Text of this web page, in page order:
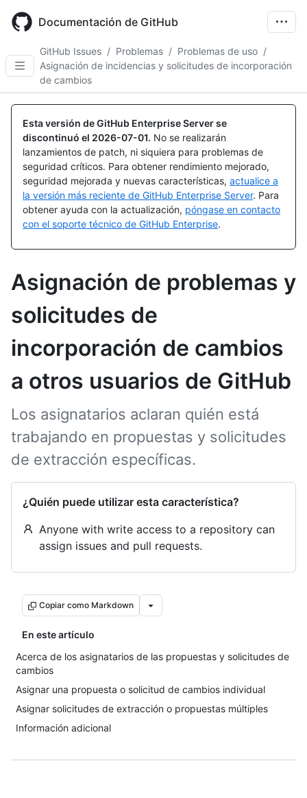
main
Documentación de GitHub
GitHub Issues / Problemas / Problemas de uso /
Asignación de incidencias y solicitudes de incorporación
de cambios
Esta versión de GitHub Enterprise Server se
discontinuó el 2026-07-01. No se realizarán
lanzamientos de patch, ni siquiera para problemas de
seguridad críticos. Para obtener rendimiento mejorado,
seguridad mejorada y nuevas características, actualice a
la versión más reciente de GitHub Enterprise Server. Para
obtener ayuda con la actualización, póngase en contacto
con el soporte técnico de GitHub Enterprise.
Asignación de problemas y
solicitudes de
incorporación de cambios
a otros usuarios de GitHub
Los asignatarios aclaran quién está
trabajando en propuestas y solicitudes
de extracción específicas.
¿Quién puede utilizar esta característica?
Anyone with write access to a repository can
assign issues and pull requests.
Copiar como Markdown
En este artículo
Acerca de los asignatarios de las propuestas y solicitudes de
cambios
Asignar una propuesta o solicitud de cambios individual
Asignar solicitudes de extracción o propuestas múltiples
Información adicional